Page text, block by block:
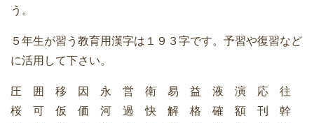
う。
５年生が習う教育用漢字は１９３字です。予習や復習など
に活用して下さい。
圧 囲 移 因 永 営 衛 易 益 液 演 応 往
桜 可 仮 価 河 過 快 解 格 確 額 刊 幹